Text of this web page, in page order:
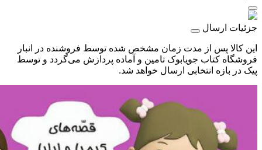
جزئیات ارسال
این کالا پس از مدت زمان مشخص شده توسط فروشنده در انبار
فروشگاه کتاب جویابوک تامین و آماده پردازش می‌گردد و توسط
پیک در بازه انتخابی ارسال خواهد شد.